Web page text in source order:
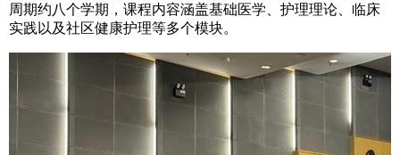
周期约八个学期，课程内容涵盖基础医学、护理理论、临床
实践以及社区健康护理等多个模块。